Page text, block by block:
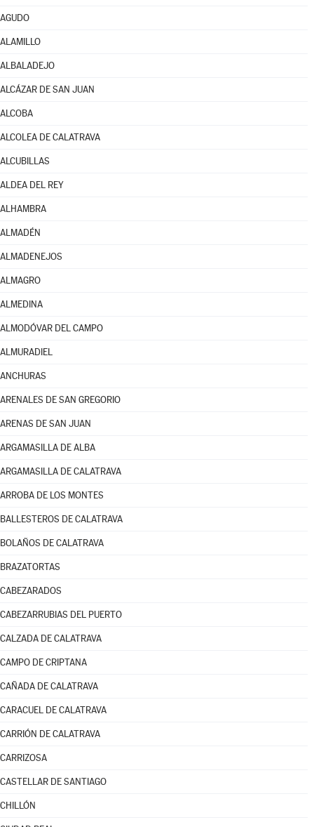
AGUDO
ALAMILLO
ALBALADEJO
ALCÁZAR DE SAN JUAN
ALCOBA
ALCOLEA DE CALATRAVA
ALCUBILLAS
ALDEA DEL REY
ALHAMBRA
ALMADÉN
ALMADENEJOS
ALMAGRO
ALMEDINA
ALMODÓVAR DEL CAMPO
ALMURADIEL
ANCHURAS
ARENALES DE SAN GREGORIO
ARENAS DE SAN JUAN
ARGAMASILLA DE ALBA
ARGAMASILLA DE CALATRAVA
ARROBA DE LOS MONTES
BALLESTEROS DE CALATRAVA
BOLAÑOS DE CALATRAVA
BRAZATORTAS
CABEZARADOS
CABEZARRUBIAS DEL PUERTO
CALZADA DE CALATRAVA
CAMPO DE CRIPTANA
CAÑADA DE CALATRAVA
CARACUEL DE CALATRAVA
CARRIÓN DE CALATRAVA
CARRIZOSA
CASTELLAR DE SANTIAGO
CHILLÓN